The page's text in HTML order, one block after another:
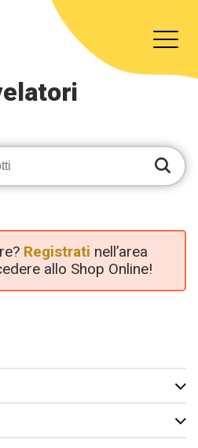
Registrati nell’area
allo Shop Online!